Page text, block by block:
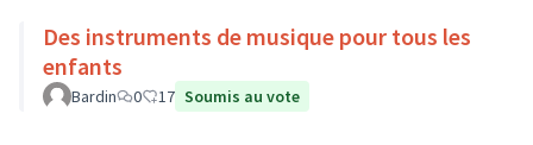
Des instruments de musique pour tous les
enfants
Bardin 0 17 Soumis au vote